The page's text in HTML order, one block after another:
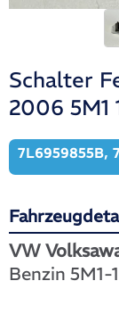
Schalter
2006 5M1
7L6959855B,
VW
Benzin 5M1-